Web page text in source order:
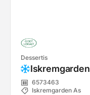
Dessertis
6573463
Iskremgarden As